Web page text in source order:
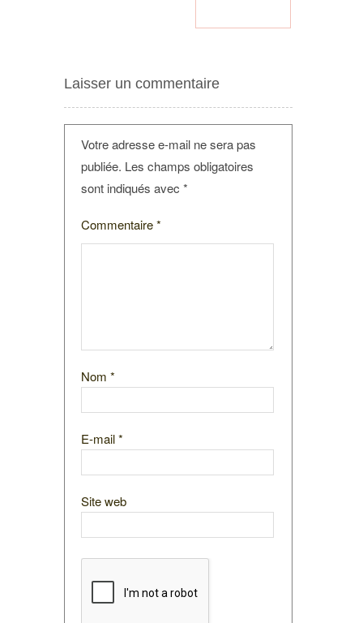
Laisser un commentaire
Votre adresse e-mail ne sera pas
publiée. Les champs obligatoires
sont indiqués avec *
Commentaire*
Nom *
E-mail*
Site web